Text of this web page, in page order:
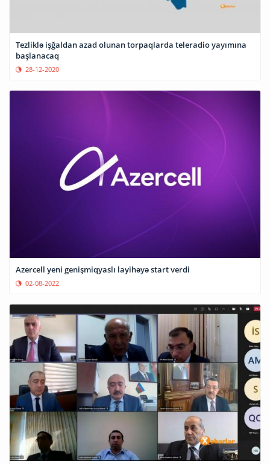
Tezliklə işğaldan azad olunan torpaqlarda teleradio yayımına
başlanacaq
28-12-2020
Azercell yeni genişmiqyaslı layihəyə start verdi
02-08-2022